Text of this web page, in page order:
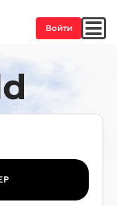
Войти